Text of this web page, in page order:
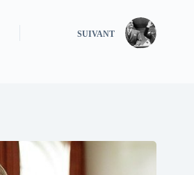
SUIVANT